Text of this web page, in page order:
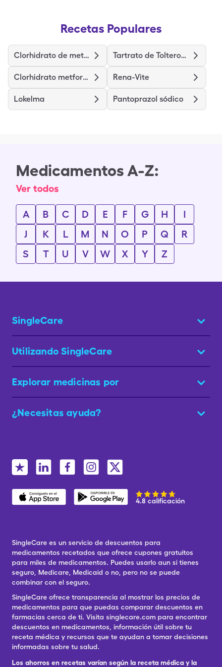
Recetas Populares
Clorhidrato de metilfenidato Tartrato de Tolterodina de Liberación Prolongada
Clorhidrato metformina de liberación prolongada Rena-Vite
Lokelma Pantoprazol sódico
Medicamentos A-Z:
Ver todos
A B C D E F G H
I
J
K L M N O P Q
R
S
T U V W X Y Z
SingleCare
Utilizando SingleCare
Explorar medicinas por
¿Necesitas ayuda?
4.8 calificación
SingleCare es un servicio de descuentos para
medicamentos recetados que ofrece cupones gratuitos
para miles de medicamentos. Puedes usarlo aun si tienes
seguro, Medicare, Medicaid o no, pero no se puede
combinar con el seguro.
SingleCare ofrece transparencia al mostrar los precios de
medicamentos para que puedas comparar descuentos en
farmacias cerca de ti. Visita singlecare.com para encontrar
descuentos en medicamentos, información útil sobre tu
receta médica y recursos que te ayudan a tomar decisiones
informadas sobre tu salud.
Los ahorros en recetas varían según la receta médica y la